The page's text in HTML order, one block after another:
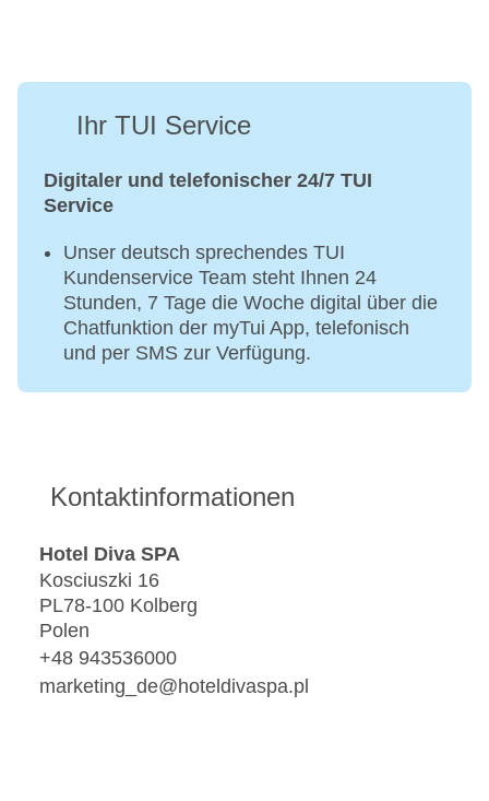
Ihr TUI Service
Digitaler und telefonischer 24/7 TUI
Service
Unser deutsch sprechendes TUI
Kundenservice Team steht Ihnen 24
Stunden, 7 Tage die Woche digital über die
Chatfunktion der myTui App, telefonisch
und per SMS zur Verfügung.
Kontaktinformationen
Hotel Diva SPA
Kosciuszki 16
PL78-100 Kolberg
Polen
+48 943536000
marketing_de@hoteldivaspa.pl